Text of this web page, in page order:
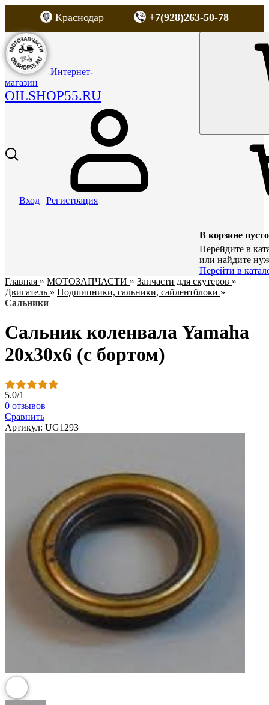
Краснодар +7(928)263-50-78
Интернет-
магазин
OILSHOP55.RU
Вход | Регистрация
В корзине пусто
Перейдите в
или найдите
Перейти в
Главная » МОТОЗАПЧАСТИ » Запчасти для скутеров »
Двигатель » Подшипники, сальники, сайлентблоки »
Сальники
Сальник коленвала Yamaha
20х30х6 (c бортом)
5.0/1
0 отзывов
Сравнить
Артикул: UG1293